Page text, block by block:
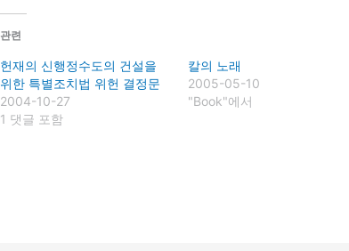
관련
헌재의 신행정수도의 건설을
위한 특별조치법 위헌 결정문
2004-10-27
1 댓글 포함
칼의 노래
2005-05-10
"Book"에서